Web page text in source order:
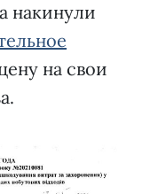
накинули
на свои